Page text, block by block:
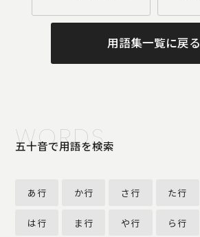
用語集一覧に戻る
WORDS
五十音で用語を検索
あ行 か行 さ行 た行
は行 ま行 や行 ら行